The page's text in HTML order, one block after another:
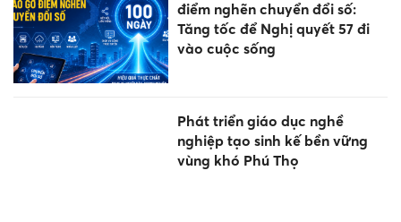
điểm nghẽn chuyển đổi số:
Tăng tốc để Nghị quyết 57 đi
vào cuộc sống
Phát triển giáo dục nghề
nghiệp tạo sinh kế bền vững
vùng khó Phú Thọ